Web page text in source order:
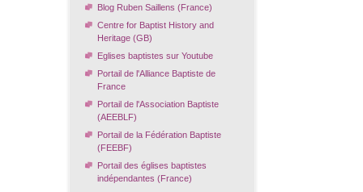
Blog Ruben Saillens (France)
Centre for Baptist History and
Heritage (GB)
Eglises baptistes sur Youtube
Portail de l'Alliance Baptiste de
France
Portail de l'Association Baptiste
(AEEBLF)
Portail de la Fédération Baptiste
(FEEBF)
Portail des églises baptistes
indépendantes (France)